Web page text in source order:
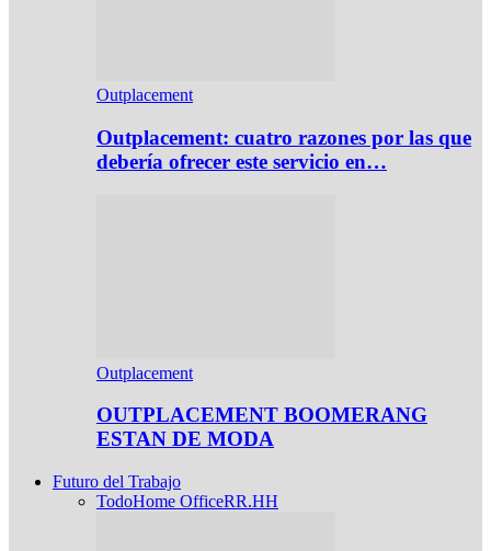
Outplacement
Outplacement: cuatro razones por las que
debería ofrecer este servicio en…
Outplacement
OUTPLACEMENT BOOMERANG
ESTAN DE MODA
Futuro del Trabajo
TodoHome OfficeRR.HH